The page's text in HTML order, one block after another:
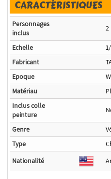
CARACTÉRISTIQUES
Personnages
inclus
2
Echelle
Fabricant
Epoque
Matériau
Inclus colle
peinture
Genre
Type
Nationalité